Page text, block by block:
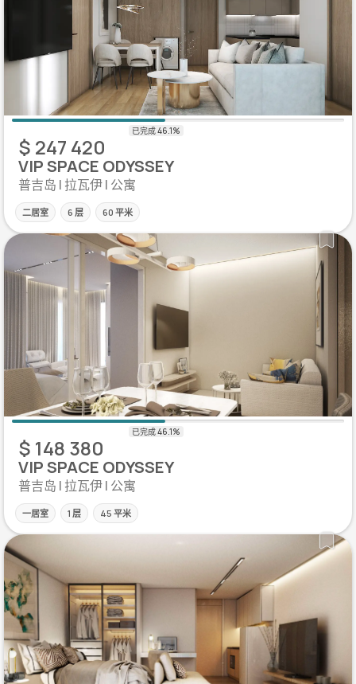
$ 247 420
VIP SPACE ODYSSEY
普吉岛 | 拉瓦伊 | 公寓
二居室 6 层 60 平米
$ 148 380
VIP SPACE ODYSSEY
普吉岛 | 拉瓦伊 | 公寓
一居室 1 层 45 平米